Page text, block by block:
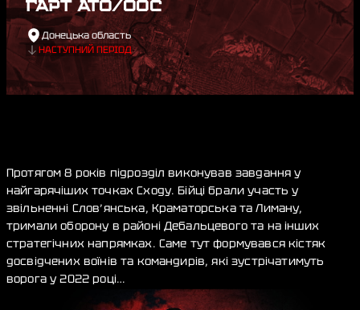
ГАРТ АТО/ООС
Донецька область
НАСТУПНИЙ ПЕРІОД
Протягом 8 років підрозділ виконував завдання у
найгарячіших точках Сходу. Бійці брали участь у
звільненні Слов’янська, Краматорська та Лиману,
тримали оборону в районі Дебальцевого та на інших
стратегічних напрямках. Саме тут формувався кістяк
досвідчених воїнів та командирів, які зустрічатимуть
ворога у 2022 році…